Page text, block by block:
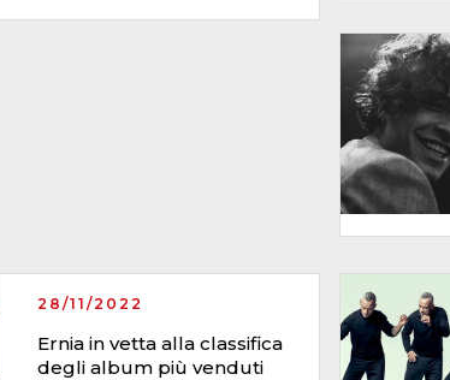
28/11/2022
Ernia in vetta alla classifica
degli album più venduti